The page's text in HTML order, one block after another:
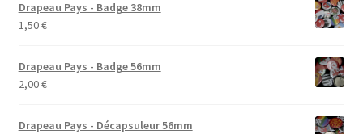
Drapeau Pays - Badge 38mm
1,50€
Drapeau Pays - Badge 56mm
2,00€
Drapeau Pays - Décapsuleur 56mm